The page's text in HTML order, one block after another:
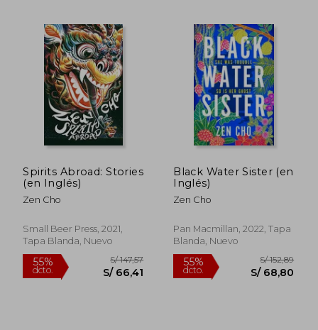
55%
dcto. S/ 93,51
55%
dcto.
Spirits Abroad: Stories
(en Inglés)
Zen Cho
Small Beer Press, 2021,
Tapa Blanda, Nuevo
Black Water Sister (en
Inglés)
Zen Cho
Pan Macmillan, 2022, Tapa
Blanda, Nuevo